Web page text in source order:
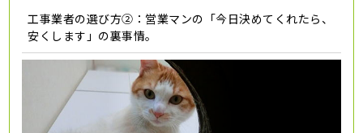
工事業者の選び方②：営業マンの「今日決めてくれたら、
安くします」の裏事情。